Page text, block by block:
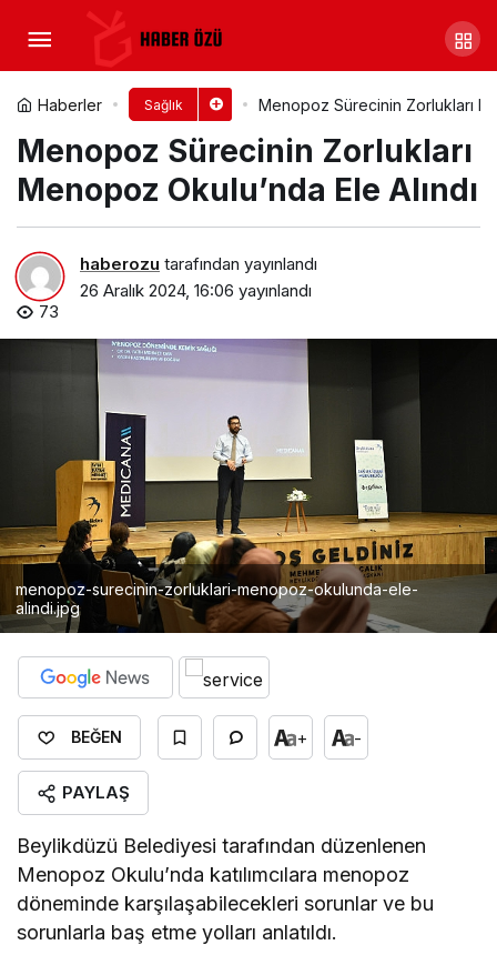
Haberler Sağlık Menopoz Sürecinin Zorlukları
Menopoz Sürecinin Zorlukları
Menopoz Okulu’nda Ele Alındı
haberozu tarafından yayınlandı
26 Aralık 2024, 16:06 yayınlandı
73
menopoz-surecinin-zorluklari-menopoz-okulunda-ele-
alindi.jpg
BEĞEN + -
PAYLAŞ
Beylikdüzü Belediyesi tarafından düzenlenen
Menopoz Okulu’nda katılımcılara menopoz
döneminde karşılaşabilecekleri sorunlar ve bu
sorunlarla baş etme yolları anlatıldı.
Şeffaf plakların temizlik ve
bakımında nelere dikkat edilmeli?
Yorum Yap